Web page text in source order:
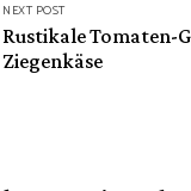
NEXT POST
Rustikale Tomaten-
Ziegenkäse